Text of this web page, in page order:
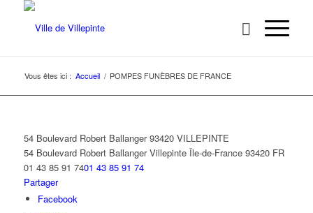
Vous êtes ici : Accueil / POMPES FUNÈBRES DE FRANCE
54 Boulevard Robert Ballanger 93420 VILLEPINTE
54 Boulevard Robert Ballanger Villepinte Île-de-France 93420 FR
01 43 85 91 7401 43 85 91 74
Partager
Facebook